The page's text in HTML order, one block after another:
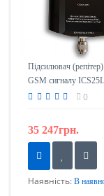
Підсилювач
GSM сигналу
1800/2100/2600 0
35 247грн.
Наявність: В